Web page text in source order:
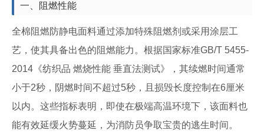
一、阻燃性能
全棉阻燃防静电面料通过添加特殊阻燃剂或采用涂层工
艺，使其具备出色的阻燃能力。根据国家标准GB/T 5455-
2014《纺织品 燃烧性能 垂直法测试》，其续燃时间通常
小于2秒，阴燃时间不超过5秒，且损毁长度控制在6厘米
以内。这些指标表明，即使在极端高温环境下，该面料也
能有效延缓火势蔓延，为消防员争取宝贵的逃生时间。